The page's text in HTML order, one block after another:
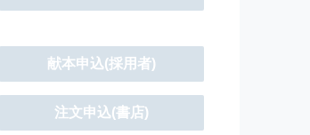
献本申込(採用者)
注文申込(書店)